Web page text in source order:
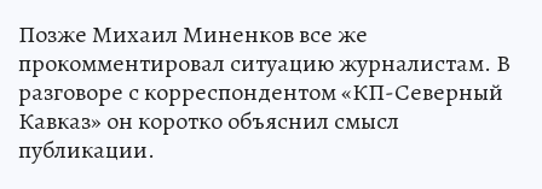
Позже Михаил Миненков все же
прокомментировал ситуацию журналистам. В
разговоре с корреспондентом «КП-Северный
Кавказ» он коротко объяснил смысл
публикации.